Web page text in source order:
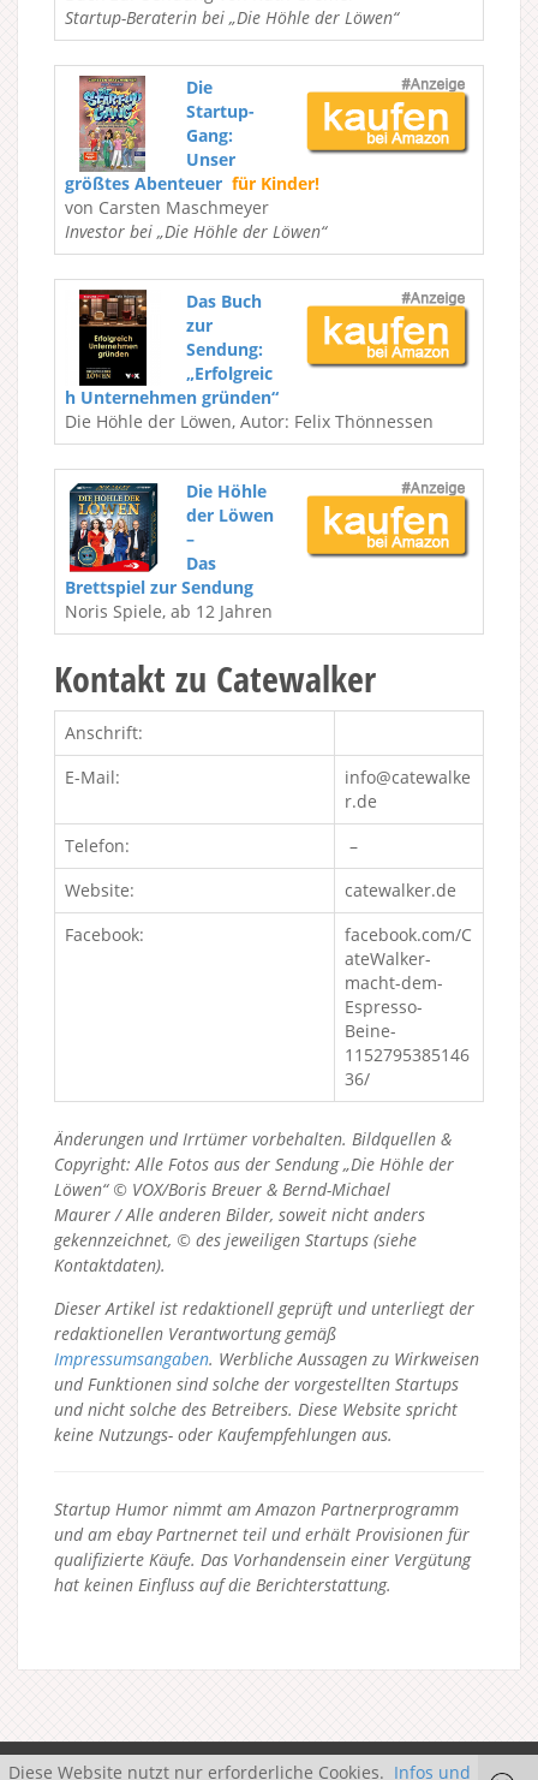
Startup-Beraterin bei „Die Höhle der Löwen“
Die
Startup-
Gang:
Unser
größtes Abenteuer für Kinder!
von Carsten Maschmeyer
Investor bei „Die Höhle der Löwen“
Das Buch
zur
Sendung:
„Erfolgreic
h Unternehmen gründen“
Die Höhle der Löwen, Autor: Felix Thönnessen
Die Höhle
der Löwen
–
Das
Brettspiel zur Sendung
Noris Spiele, ab 12 Jahren
Kontakt zu Catewalker
Anschrift:
E-Mail:
info@catewalke
r.de
Telefon:
–
Website:
catewalker.de
Facebook:
facebook.com/C
ateWalker-
macht-dem-
Espresso-
Beine-
1152795385146
36/
Änderungen und Irrtümer vorbehalten. Bildquellen &
Copyright: Alle Fotos aus der Sendung „Die Höhle der
Löwen“ © VOX/Boris Breuer & Bernd-Michael
Maurer / Alle anderen Bilder, soweit nicht anders
gekennzeichnet, © des jeweiligen Startups (siehe
Kontaktdaten).
Dieser Artikel ist redaktionell geprüft und unterliegt der
redaktionellen Verantwortung gemäß
Impressumsangaben. Werbliche Aussagen zu Wirkweisen
und Funktionen sind solche der vorgestellten Startups
und nicht solche des Betreibers. Diese Website spricht
keine Nutzungs- oder Kaufempfehlungen aus.
Startup Humor nimmt am Amazon Partnerprogramm
und am ebay Partnernet teil und erhält Provisionen für
qualifizierte Käufe. Das Vorhandensein einer Vergütung
hat keinen Einfluss auf die Berichterstattung.
Diese Website nutzt nur erforderliche Cookies. Infos und